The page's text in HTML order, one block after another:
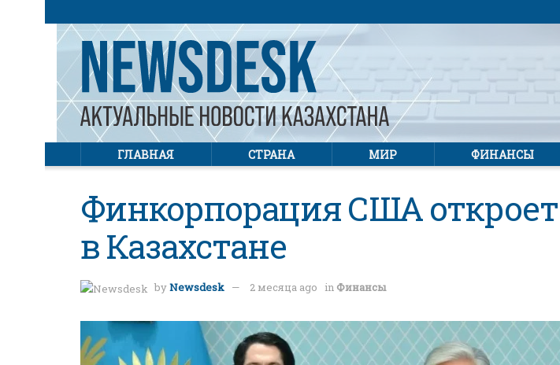
ГЛАВНАЯ СТРАНА МИР ФИНАНСЫ
Финкорпорация США
в Казахстане
byNewsdesk 2 месяца ago in Финансы